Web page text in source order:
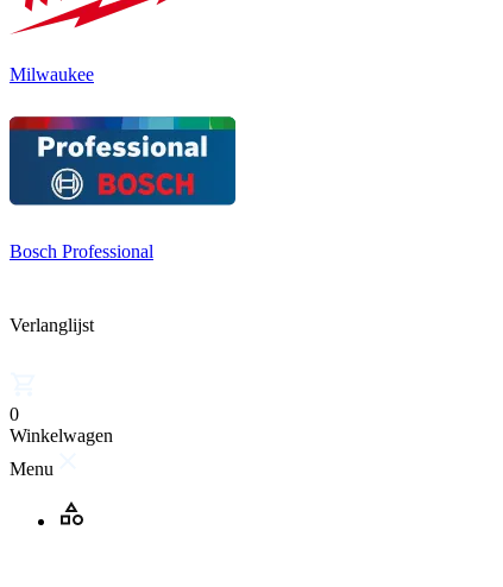
Milwaukee
Bosch Professional
Verlanglijst
0
Winkelwagen
Menu